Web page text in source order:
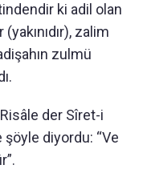
ki adil olan
zalim
zulmü
der Sîret-i
şöyle diyordu: “Ve